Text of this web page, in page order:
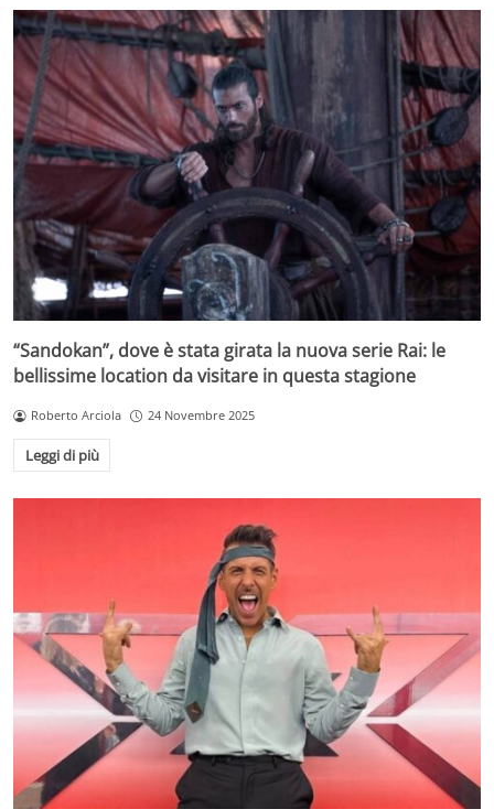
“Sandokan”, dove è stata girata la nuova serie Rai: le
bellissime location da visitare in questa stagione
Roberto Arciola 24 Novembre 2025
Leggi di più